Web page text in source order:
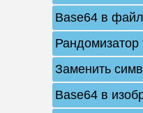
Base64 в файл
Рандомизатор
Заменить
Base64 в